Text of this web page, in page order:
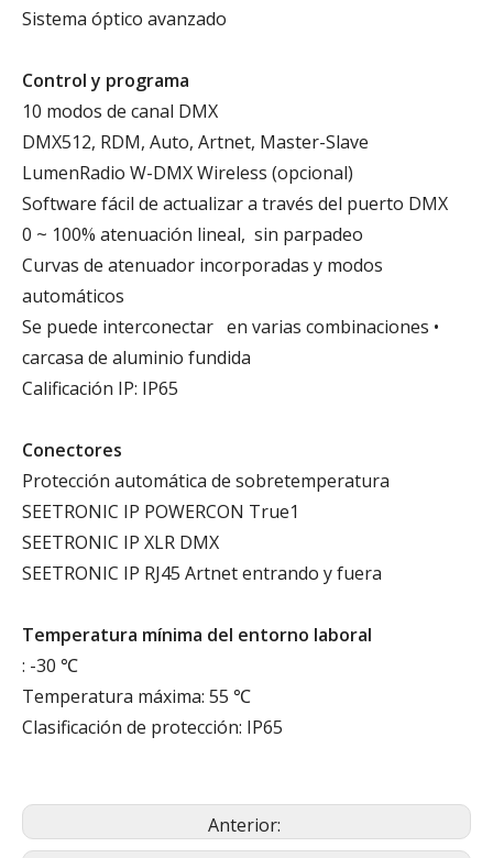
Sistema óptico avanzado
Control y programa
10 modos de canal DMX
DMX512, RDM, Auto, Artnet, Master-Slave
LumenRadio W-DMX Wireless (opcional)
Software fácil de actualizar a través del puerto DMX
0 ~ 100% atenuación lineal, sin parpadeo
Curvas de atenuador incorporadas y modos
automáticos
Se puede interconectar en varias combinaciones •
carcasa de aluminio fundida
Calificación IP: IP65
Conectores
Protección automática de sobretemperatura
SEETRONIC IP POWERCON True1
SEETRONIC IP XLR DMX
SEETRONIC IP RJ45 Artnet entrando y fuera
Temperatura mínima del entorno laboral
: -30 ℃
Temperatura máxima: 55 ℃
Clasificación de protección: IP65
Anterior: